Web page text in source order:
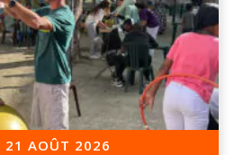
21 AOÛT 2026